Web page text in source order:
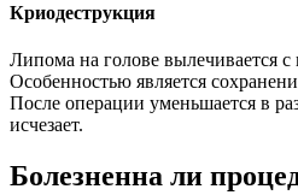
Криодеструкция
Липома на голове вылечивается
Особенностью является
После операции уменьшается в
исчезает.
Болезненна ли